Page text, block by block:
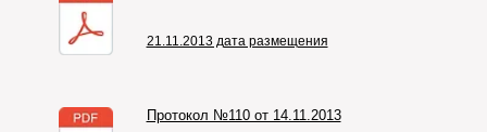
21.11.2013 дата размещения
Протокол №110 от 14.11.2013